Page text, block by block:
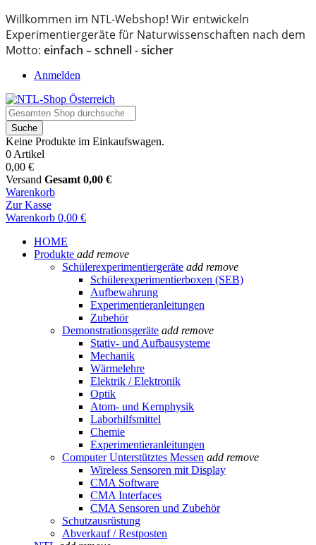
Willkommen im NTL-Webshop! Wir entwickeln
Experimentiergeräte für Naturwissenschaften nach dem
Motto: einfach – schnell - sicher
Anmelden
Suche
Keine Produkte im Einkaufswagen.
0 Artikel
0,00 €
Versand Gesamt 0,00 €
Warenkorb
Zur Kasse
Warenkorb 0,00 €
HOME
Produkte add remove
Schülerexperimentiergeräte add remove
Schülerexperimentierboxen (SEB)
Aufbewahrung
Experimentieranleitungen
Zubehör
Demonstrationsgeräte add remove
Stativ- und Aufbausysteme
Mechanik
Wärmelehre
Elektrik / Elektronik
Optik
Atom- und Kernphysik
Laborhilfsmittel
Chemie
Experimentieranleitungen
Computer Unterstütztes Messen add remove
Wireless Sensoren mit Display
CMA Software
CMA Interfaces
CMA Sensoren und Zubehör
Schutzausrüstung
Abverkauf / Restposten